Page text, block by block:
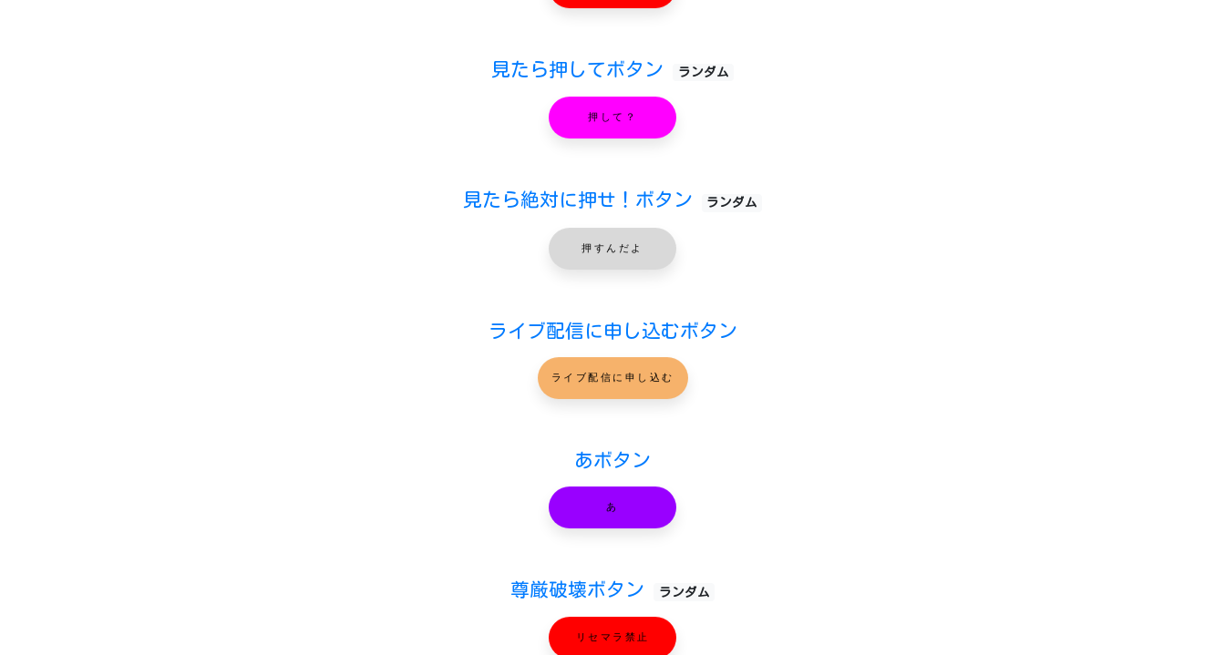
見たら押してボタン ランダム
押して？
見たら絶対に押せ！ボタン ランダム
押すんだよ
ライブ配信に申し込むボタン
ライブ配信に申し込む
あボタン
あ
尊厳破壊ボタン ランダム
リセマラ禁止